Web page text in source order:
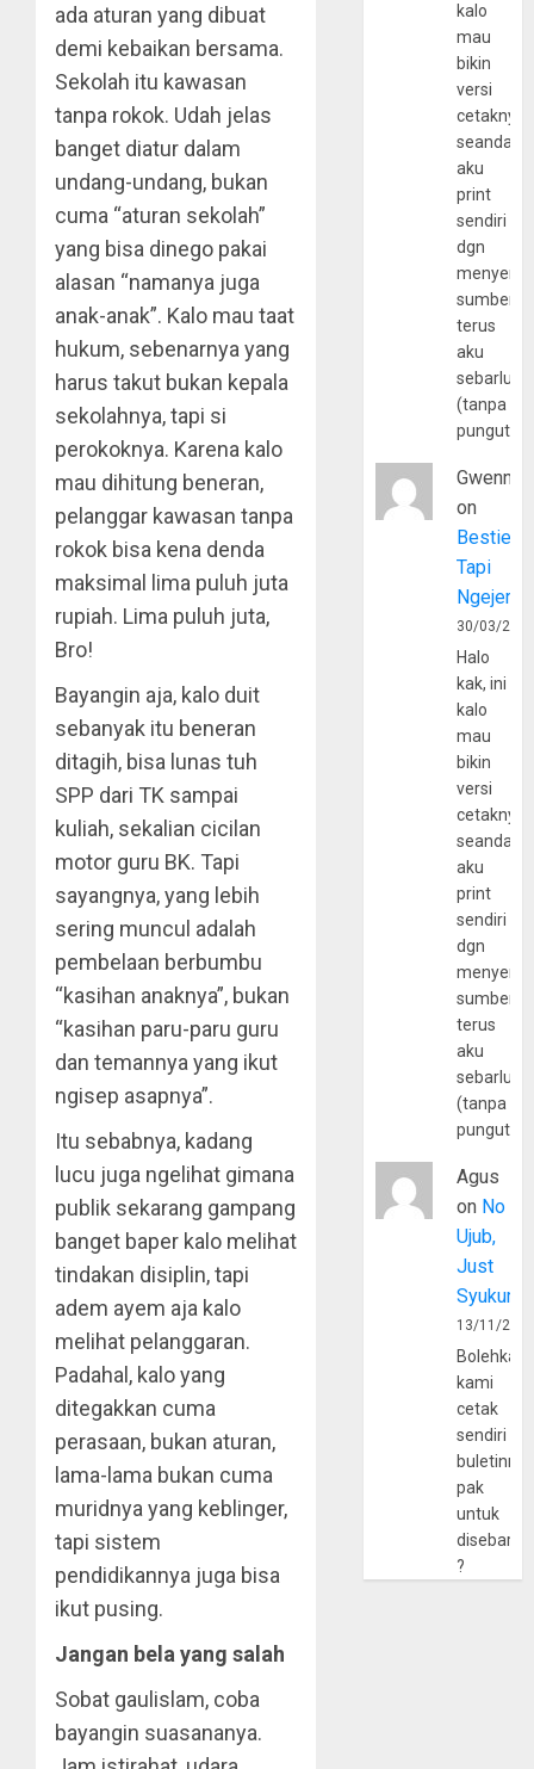
ada aturan yang dibuat
demi kebaikan bersama.
Sekolah itu kawasan
tanpa rokok. Udah jelas
banget diatur dalam
undang-undang, bukan
cuma “aturan sekolah”
yang bisa dinego pakai
alasan “namanya juga
anak-anak”. Kalo mau taat
hukum, sebenarnya yang
harus takut bukan kepala
sekolahnya, tapi si
perokoknya. Karena kalo
mau dihitung beneran,
pelanggar kawasan tanpa
rokok bisa kena denda
maksimal lima puluh juta
rupiah. Lima puluh juta,
Bro!
Bayangin aja, kalo duit
sebanyak itu beneran
ditagih, bisa lunas tuh
SPP dari TK sampai
kuliah, sekalian cicilan
motor guru BK. Tapi
sayangnya, yang lebih
sering muncul adalah
pembelaan berbumbu
“kasihan anaknya”, bukan
“kasihan paru-paru guru
dan temannya yang ikut
ngisep asapnya”.
Itu sebabnya, kadang
lucu juga ngelihat gimana
publik sekarang gampang
banget baper kalo melihat
tindakan disiplin, tapi
adem ayem aja kalo
melihat pelanggaran.
Padahal, kalo yang
ditegakkan cuma
perasaan, bukan aturan,
lama-lama bukan cuma
muridnya yang keblinger,
tapi sistem
pendidikannya juga bisa
ikut pusing.
Jangan bela yang salah
Sobat gaulislam, coba
bayangin suasananya.
kalo
mau
bikin
versi
cetaknya
aku
print
sendiri
dgn
sumber
terus
aku
(tanpa
Gwenny
on
Bestie
Tapi
30/03/
Halo
kak, ini
kalo
mau
bikin
versi
cetaknya
aku
print
sendiri
dgn
sumber
terus
aku
(tanpa
Agus
on No
Ujub,
Just
Syukur
13/11/
Bolehkah
kami
cetak
sendiri
pak
untuk
?